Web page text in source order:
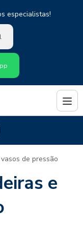
especialistas!
de pressão
e